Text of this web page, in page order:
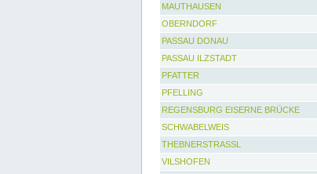
MAUTHAUSEN
OBERNDORF
PASSAU DONAU
PASSAU ILZSTADT
PFATTER
PFELLING
REGENSBURG EISERNE BRÜCKE
SCHWABELWEIS
THEBNERSTRASSL
VILSHOFEN